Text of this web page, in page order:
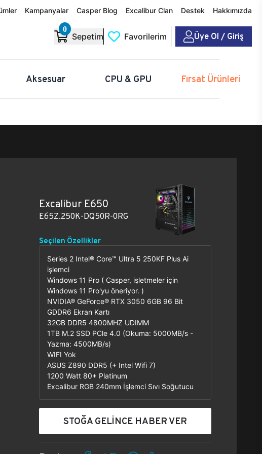
Kampanyalar Casper Blog Excalibur Clan Destek Hakkımızda
0
Sepetim Favorilerim Üye Ol / Giriş
Aksesuar CPU & GPU Fırsat Ürünleri
Excalibur E650
E65Z.250K-DQ50R-0RG
Seçilen Özellikler
Series 2 Intel® Core™ Ultra 5 250KF Plus Ai
işlemci
Windows 11 Pro ( Casper, işletmeler için
Windows 11 Pro'yu öneriyor. )
NVIDIA® GeForce® RTX 3050 6GB 96 Bit
GDDR6 Ekran Kartı
32GB DDR5 4800MHZ UDIMM
1TB M.2 SSD PCle 4.0 (Okuma: 5000MB/s -
Yazma: 4500MB/s)
WIFI Yok
ASUS Z890 DDR5 (+ Intel Wifi 7)
1200 Watt 80+ Platinum
Excalibur RGB 240mm İşlemci Sıvı Soğutucu
STOĞA GELİNCE HABER VER